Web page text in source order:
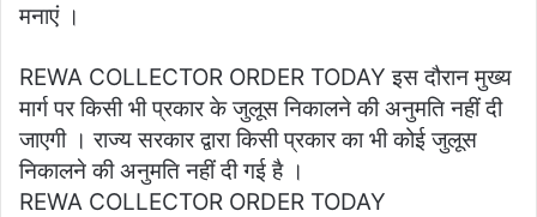
मनाएं ।
REWA COLLECTOR ORDER TODAY इस दौरान मुख्य
मार्ग पर किसी भी प्रकार के जुलूस निकालने की अनुमति नहीं दी
जाएगी । राज्य सरकार द्वारा किसी प्रकार का भी कोई जुलूस
निकालने की अनुमति नहीं दी गई है ।
REWA COLLECTOR ORDER TODAY